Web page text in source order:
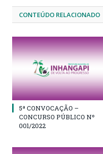
CONTEÚDO RELACIONADO
5ª CONVOCAÇÃO –
CONCURSO PÚBLICO Nº
001/2022